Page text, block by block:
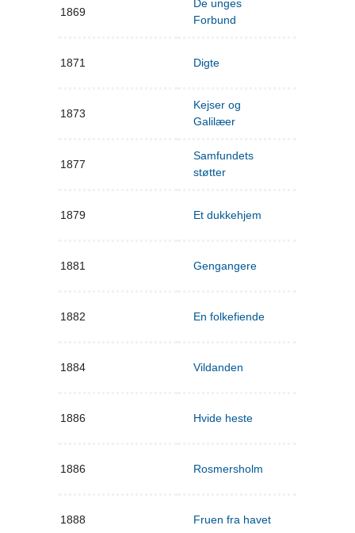
1869
De unges
Forbund
1871 Digte
1873
Kejser og
Galilæer
1877
Samfundets
støtter
1879 Et dukkehjem
1881 Gengangere
1882 En folkefiende
1884 Vildanden
1886 Hvide heste
1886 Rosmersholm
1888 Fruen fra havet